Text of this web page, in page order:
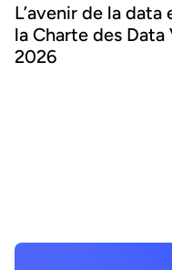
L’avenir de la data
la Charte des Data
2026